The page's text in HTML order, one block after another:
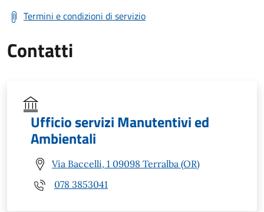
Termini e condizioni di servizio
Contatti
Ufficio servizi Manutentivi ed
Ambientali
Via Baccelli, 1 09098 Terralba (OR)
078 3853041